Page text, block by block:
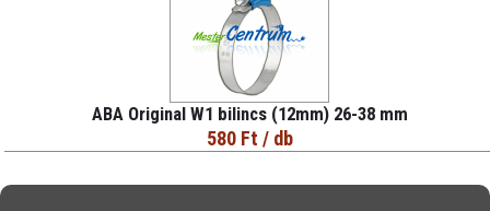
ABA Original W1 bilincs (12mm) 26-38 mm
580 Ft / db